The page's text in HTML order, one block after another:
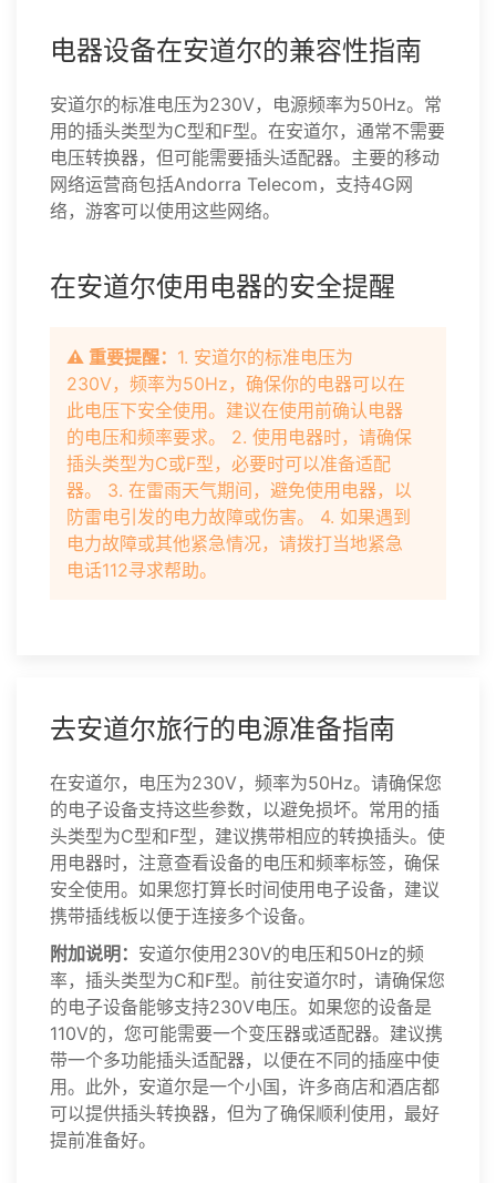
电器设备在安道尔的兼容性指南
安道尔的标准电压为230V，电源频率为50Hz。常
用的插头类型为C型和F型。在安道尔，通常不需要
电压转换器，但可能需要插头适配器。主要的移动
网络运营商包括Andorra Telecom，支持4G网
络，游客可以使用这些网络。
在安道尔使用电器的安全提醒
⚠️ 重要提醒： 1. 安道尔的标准电压为
230V，频率为50Hz，确保你的电器可以在
此电压下安全使用。建议在使用前确认电器
的电压和频率要求。 2. 使用电器时，请确保
插头类型为C或F型，必要时可以准备适配
器。 3. 在雷雨天气期间，避免使用电器，以
防雷电引发的电力故障或伤害。 4. 如果遇到
电力故障或其他紧急情况，请拨打当地紧急
电话112寻求帮助。
去安道尔旅行的电源准备指南
在安道尔，电压为230V，频率为50Hz。请确保您
的电子设备支持这些参数，以避免损坏。常用的插
头类型为C型和F型，建议携带相应的转换插头。使
用电器时，注意查看设备的电压和频率标签，确保
安全使用。如果您打算长时间使用电子设备，建议
携带插线板以便于连接多个设备。
附加说明： 安道尔使用230V的电压和50Hz的频
率，插头类型为C和F型。前往安道尔时，请确保您
的电子设备能够支持230V电压。如果您的设备是
110V的，您可能需要一个变压器或适配器。建议携
带一个多功能插头适配器，以便在不同的插座中使
用。此外，安道尔是一个小国，许多商店和酒店都
可以提供插头转换器，但为了确保顺利使用，最好
提前准备好。